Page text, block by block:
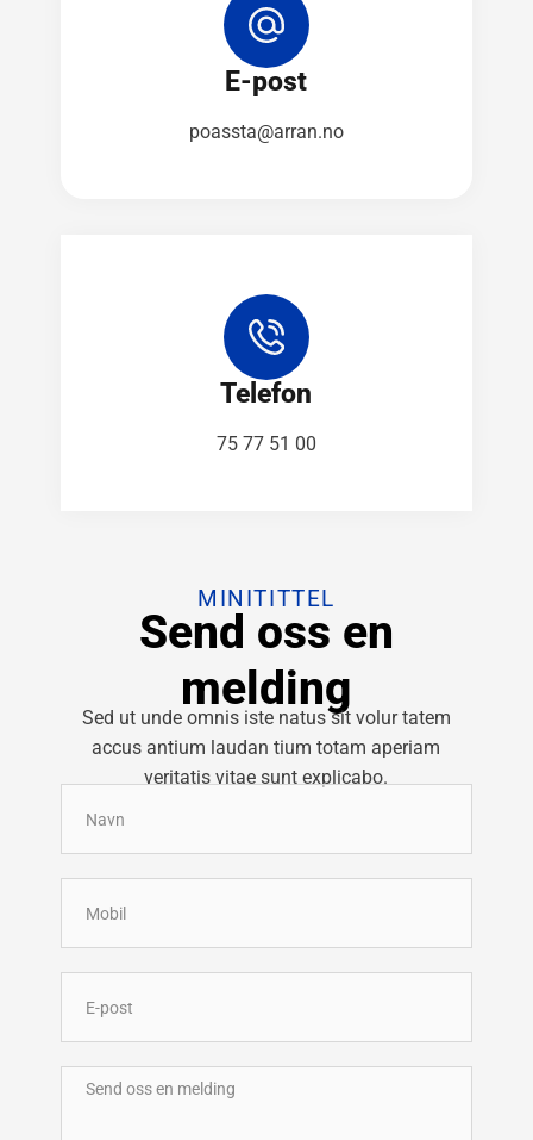
E-post
poassta@arran.no
Telefon
75 77 51 00
MINITITTEL
Send oss en
melding
Sed ut unde omnis iste natus sit volur tatem
accus antium laudan tium totam aperiam
veritatis vitae sunt explicabo.